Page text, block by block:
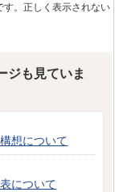
す。正しく表示されない
ジも見ていま
想について
について